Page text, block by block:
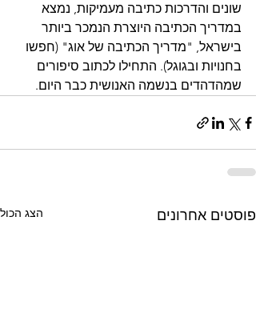
שונים והדרכות כתיבה מעמיקות, נמצא
במדריך הכתיבה היוצרת הנמכר ביותר
בישראל, "מדריך הכתיבה של אוג" (חפשו
בחנויות ובגוגל). התחילו לכתוב סיפורים
שמהדהדים בנשמה האנושית כבר היום.
פוסטים אחרונים הצג הכול